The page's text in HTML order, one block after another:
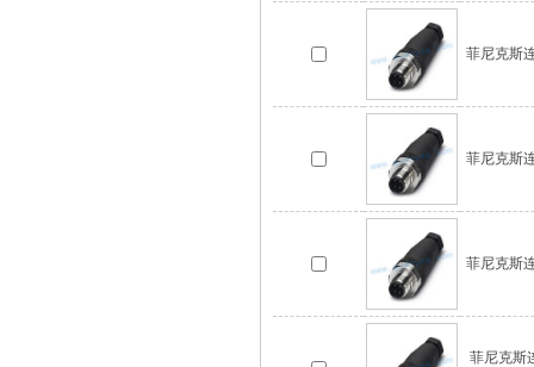
菲尼克斯
菲尼克斯
菲尼克斯
菲尼克斯